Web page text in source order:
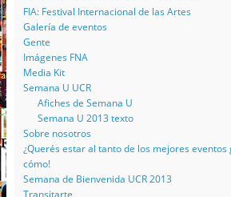
FIA: Festival Internacional de las Artes
Galería de eventos
Gente
Imágenes FNA
Media Kit
Semana U UCR
Afiches de Semana U
Semana U 2013 texto
Sobre nosotros
¿Querés estar al tanto de los mejores eventos
cómo!
Semana de Bienvenida UCR 2013
Transitarte